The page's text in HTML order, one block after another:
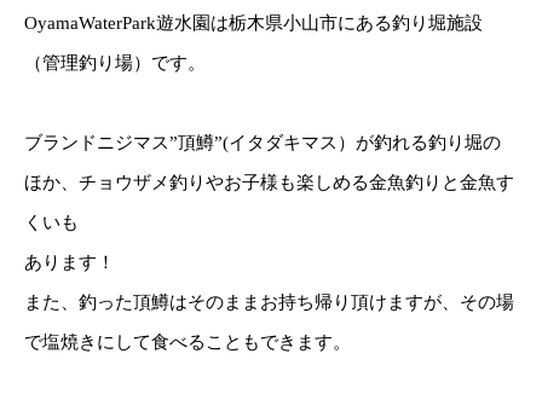
OyamaWaterPark遊水園は栃木県小山市にある釣り堀施設
（管理釣り場）です。
ブランドニジマス”頂鱒”(イタダキマス）が釣れる釣り堀の
ほか、チョウザメ釣りやお子様も楽しめる金魚釣りと金魚す
くいも
あります！
また、釣った頂鱒はそのままお持ち帰り頂けますが、その場
で塩焼きにして食べることもできます。